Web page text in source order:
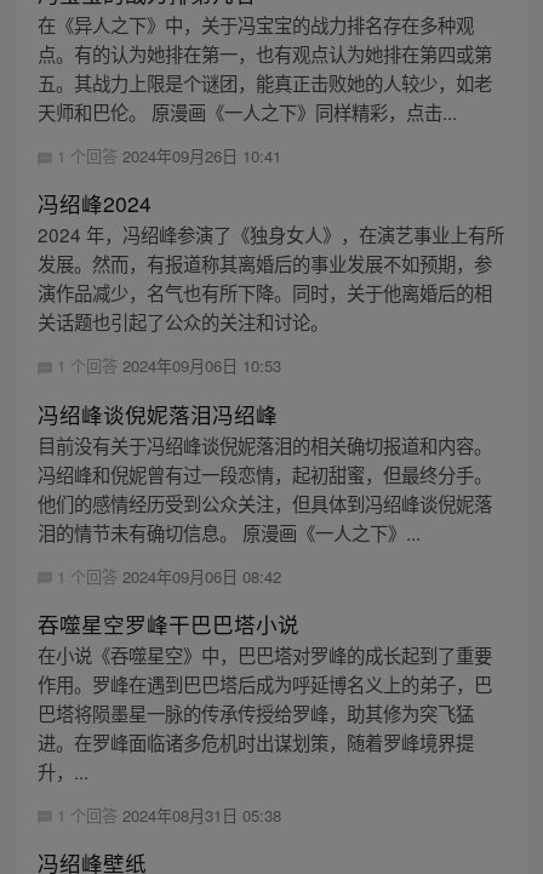
在《异人之下》中，关于冯宝宝的战力排名存在多种观
点。有的认为她排在第一，也有观点认为她排在第四或第
五。其战力上限是个谜团，能真正击败她的人较少，如老
天师和巴伦。 原漫画《一人之下》同样精彩，点击...
1 个回答 2024年09月26日 10:41
冯绍峰2024
2024 年，冯绍峰参演了《独身女人》，在演艺事业上有所
发展。然而，有报道称其离婚后的事业发展不如预期，参
演作品减少，名气也有所下降。同时，关于他离婚后的相
关话题也引起了公众的关注和讨论。
1 个回答 2024年09月06日 10:53
冯绍峰谈倪妮落泪冯绍峰
目前没有关于冯绍峰谈倪妮落泪的相关确切报道和内容。
冯绍峰和倪妮曾有过一段恋情，起初甜蜜，但最终分手。
他们的感情经历受到公众关注，但具体到冯绍峰谈倪妮落
泪的情节未有确切信息。 原漫画《一人之下》...
1 个回答 2024年09月06日 08:42
吞噬星空罗峰干巴巴塔小说
在小说《吞噬星空》中，巴巴塔对罗峰的成长起到了重要
作用。罗峰在遇到巴巴塔后成为呼延博名义上的弟子，巴
巴塔将陨墨星一脉的传承传授给罗峰，助其修为突飞猛
进。在罗峰面临诸多危机时出谋划策，随着罗峰境界提
升，...
1 个回答 2024年08月31日 05:38
冯绍峰壁纸